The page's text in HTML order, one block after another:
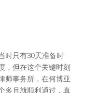
时只有30天准备时
，但在这个关键时刻
师事务所，在何博亚
多月就顺利通过，真